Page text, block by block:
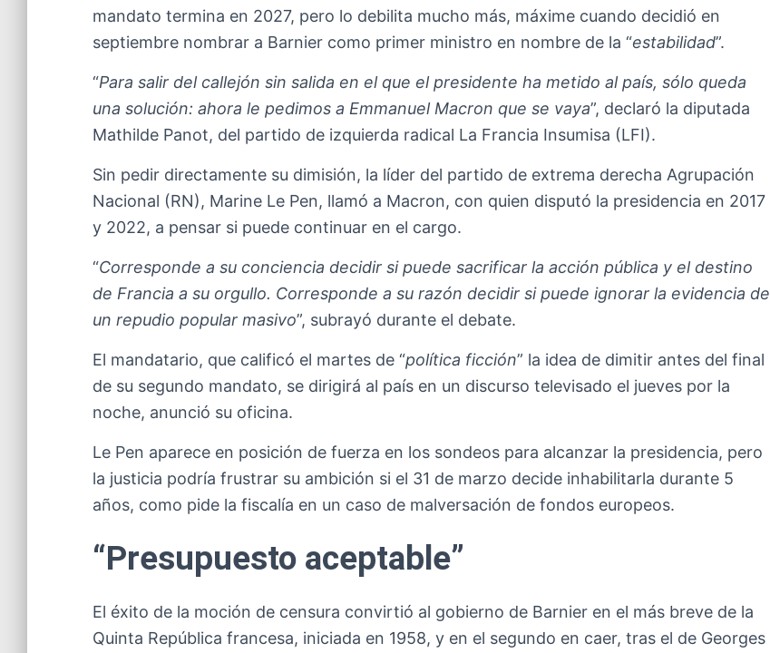
mandato termina en 2027, pero lo debilita mucho más, máxime cuando decidió en
septiembre nombrar a Barnier como primer ministro en nombre de la “estabilidad”.
“Para salir del callejón sin salida en el que el presidente ha metido al país, sólo queda
una solución: ahora le pedimos a Emmanuel Macron que se vaya”, declaró la diputada
Mathilde Panot, del partido de izquierda radical La Francia Insumisa (LFI).
Sin pedir directamente su dimisión, la líder del partido de extrema derecha Agrupación
Nacional (RN), Marine Le Pen, llamó a Macron, con quien disputó la presidencia en 2017
y 2022, a pensar si puede continuar en el cargo.
“Corresponde a su conciencia decidir si puede sacrificar la acción pública y el destino
de Francia a su orgullo. Corresponde a su razón decidir si puede ignorar la evidencia de
un repudio popular masivo”, subrayó durante el debate.
El mandatario, que calificó el martes de “política ficción” la idea de dimitir antes del final
de su segundo mandato, se dirigirá al país en un discurso televisado el jueves por la
noche, anunció su oficina.
Le Pen aparece en posición de fuerza en los sondeos para alcanzar la presidencia, pero
la justicia podría frustrar su ambición si el 31 de marzo decide inhabilitarla durante 5
años, como pide la fiscalía en un caso de malversación de fondos europeos.
“Presupuesto aceptable”
El éxito de la moción de censura convirtió al gobierno de Barnier en el más breve de la
Quinta República francesa, iniciada en 1958, y en el segundo en caer, tras el de Georges